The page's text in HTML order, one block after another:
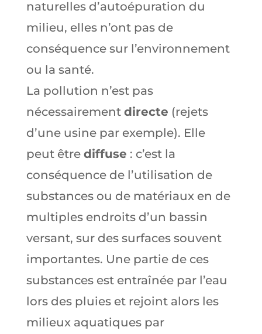
naturelles d’autoépuration du
milieu, elles n’ont pas de
conséquence sur l’environnement
ou la santé.
La pollution n’est pas
nécessairement directe (rejets
d’une usine par exemple). Elle
peut être diffuse : c’est la
conséquence de l’utilisation de
substances ou de matériaux en de
multiples endroits d’un bassin
versant, sur des surfaces souvent
importantes. Une partie de ces
substances est entraînée par l’eau
lors des pluies et rejoint alors les
milieux aquatiques par